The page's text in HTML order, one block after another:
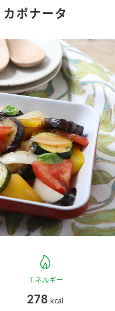
調味酢
ぽん酢
鍋用調味料
たれ
中華
ポナータ
エネルギー
278 kcal